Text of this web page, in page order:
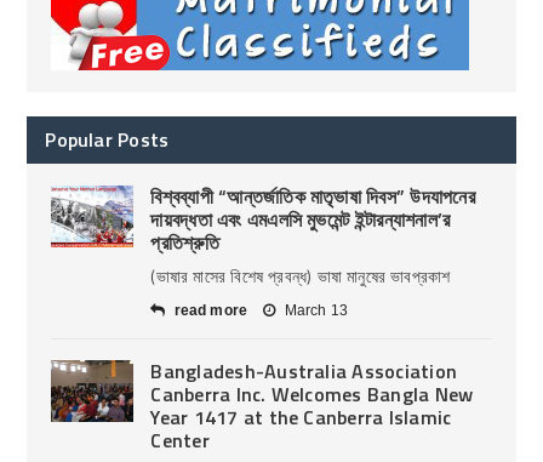
Popular Posts
বিশ্বব্যাপী “আন্তর্জাতিক মাতৃভাষা দিবস” উদযাপনের
দায়বদ্ধতা এবং এমএলসি মুভমেন্ট ইন্টারন্যাশনাল’র
প্রতিশ্রুতি
(ভাষার মাসের বিশেষ প্রবন্ধ) ভাষা মানুষের ভাবপ্রকাশ
read more March 13
Bangladesh-Australia Association
Canberra Inc. Welcomes Bangla New
Year 1417 at the Canberra Islamic
Center